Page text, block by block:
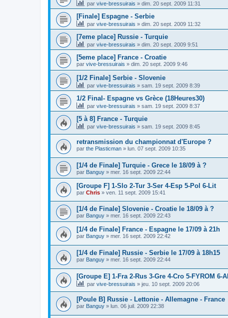
par vive-bressuirais » dim. 20 sept. 2009 11:31
[Finale] Espagne - Serbie
par vive-bressuirais » dim. 20 sept. 2009 11:32
[7eme place] Russie - Turquie
par vive-bressuirais » dim. 20 sept. 2009 9:51
[5eme place] France - Croatie
par vive-bressuirais » dim. 20 sept. 2009 9:46
[1/2 Finale] Serbie - Slovenie
par vive-bressuirais » sam. 19 sept. 2009 8:39
1/2 Final- Espagne vs Grèce (18Heures30)
par vive-bressuirais » sam. 19 sept. 2009 8:37
[5 à 8] France - Turquie
par vive-bressuirais » sam. 19 sept. 2009 8:45
retransmission du championnat d'Europe ?
par the Plasticman » lun. 07 sept. 2009 10:35
[1/4 de Finale] Turquie - Grece le 18/09 à ?
par Banguy » mer. 16 sept. 2009 22:44
[Groupe F] 1-Slo 2-Tur 3-Ser 4-Esp 5-Pol 6-Lit
par Chris » ven. 11 sept. 2009 15:41
[1/4 de Finale] Slovenie - Croatie le 18/09 à ?
par Banguy » mer. 16 sept. 2009 22:43
[1/4 de Finale] France - Espagne le 17/09 à 21h
par Banguy » mer. 16 sept. 2009 22:42
[1/4 de Finale] Russie - Serbie le 17/09 à 18h15
par Banguy » mer. 16 sept. 2009 22:44
[Groupe E] 1-Fra 2-Rus 3-Gre 4-Cro 5-FYROM 6-All
par vive-bressuirais » jeu. 10 sept. 2009 20:06
[Poule B] Russie - Lettonie - Allemagne - France
par Banguy » lun. 06 juil. 2009 22:38